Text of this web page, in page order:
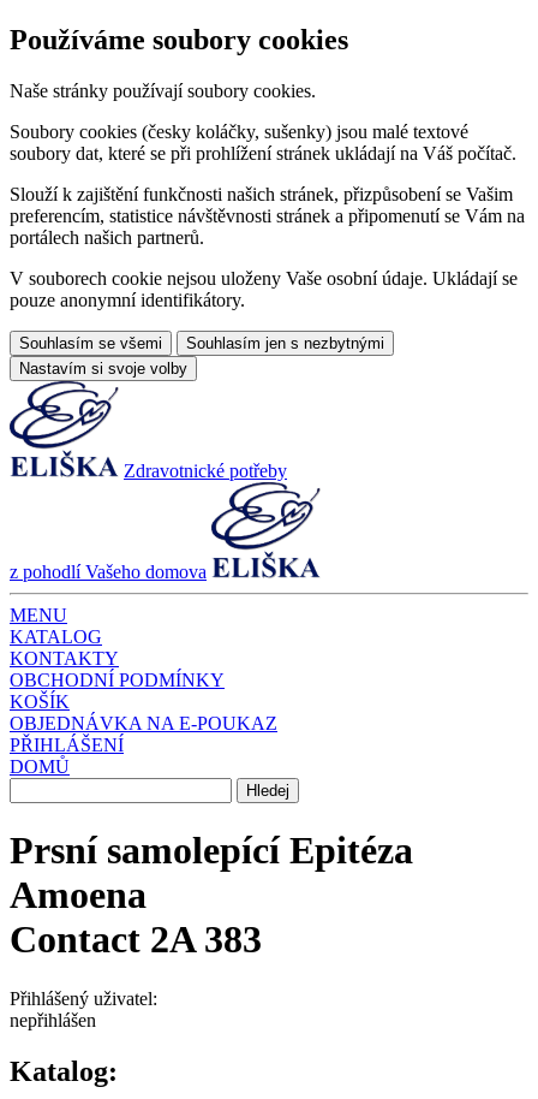
Používáme soubory cookies
Naše stránky používají soubory cookies.
Soubory cookies (česky koláčky, sušenky) jsou malé textové
soubory dat, které se při prohlížení stránek ukládají na Váš počítač.
Slouží k zajištění funkčnosti našich stránek, přizpůsobení se Vašim
preferencím, statistice návštěvnosti stránek a připomenutí se Vám na
portálech našich partnerů.
V souborech cookie nejsou uloženy Vaše osobní údaje. Ukládají se
pouze anonymní identifikátory.
Souhlasím se všemi
Souhlasím jen s nezbytnými
Nastavím si svoje volby
Zdravotnické potřeby
z pohodlí Vašeho domova
MENU
KATALOG
KONTAKTY
OBCHODNÍ PODMÍNKY
KOŠÍK
OBJEDNÁVKA NA E-POUKAZ
PŘIHLÁŠENÍ
DOMŮ
Prsní samolepící Epitéza
Amoena
Contact 2A 383
Přihlášený uživatel:
nepřihlášen
Katalog: